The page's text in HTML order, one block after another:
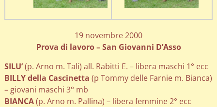
19 novembre 2000
Prova di lavoro – San Giovanni D’Asso
SILU’(p. Arno m. Tali) all. Rabitti E. – libera maschi 1° ecc
BILLY della Cascinetta (p Tommy delle Farnie m. Bianca)
– giovani maschi 3° mb
BIANCA(p. Arno m. Pallina) – libera femmine 2° ecc